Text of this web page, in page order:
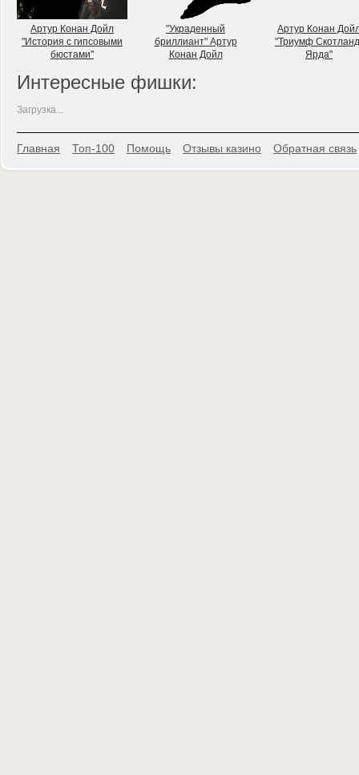
Артур Конан Дойл
"История с гипсовыми
бюстами"
"Украденный
бриллиант" Артур
Конан Дойл
Артур Конан
"Триумф
Ярда"
Интересные фишки:
Загрузка...
Главная Топ-100 Помощь Отзывы казино Обратная связь